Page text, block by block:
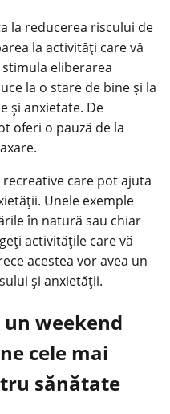
la reducerea riscului de
la activități care vă
eliberarea
la o stare de bine și la
și anxietate. De
oferi o pauză de la
care pot ajuta
Unele exemple
în natură sau chiar
activitățile care vă
acestea vor avea un
și anxietății.
weekend
cele mai
sănătate